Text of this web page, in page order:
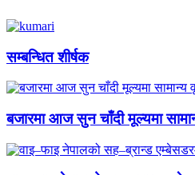
सम्बन्धित शीर्षक
बजारमा आज सुन चाँदी मूल्यमा